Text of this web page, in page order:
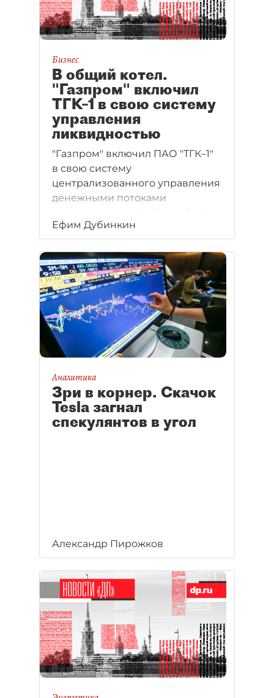
Бизнес
В общий котел.
"Газпром" включил
ТГК–1 в свою систему
управления
ликвидностью
"Газпром" включил ПАО "ТГК–1"
в свою систему
централизованного управления
денежными потоками
Ефим Дубинкин
Аналитика
Зри в корнер. Скачок
Tesla загнал
спекулянтов в угол
Александр Пирожков